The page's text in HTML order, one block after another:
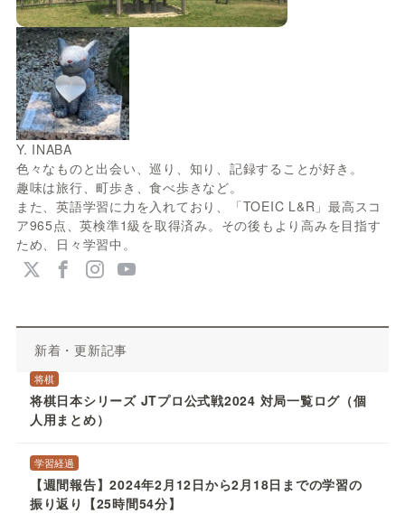
Y. INABA
色々なものと出会い、巡り、知り、記録することが好き。
趣味は旅行、町歩き、食べ歩きなど。
また、英語学習に力を入れており、「TOEIC L&R」最高スコ
ア965点、英検準1級を取得済み。その後もより高みを目指す
ため、日々学習中。
新着・更新記事
将棋
将棋日本シリーズ JTプロ公式戦2024 対局一覧ログ（個
人用まとめ）
学習経過
【週間報告】2024年2月12日から2月18日までの学習の
振り返り【25時間54分】